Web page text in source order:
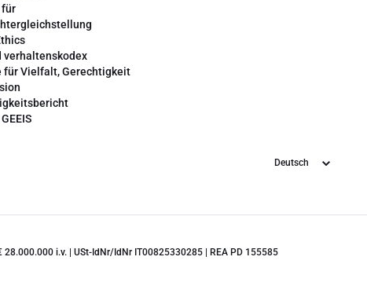
verhaltenskodex
für Vielfalt, Gerechtigkeit
Sprache
i.v. | USt-IdNr/IdNr IT00825330285 | REA PD 155585